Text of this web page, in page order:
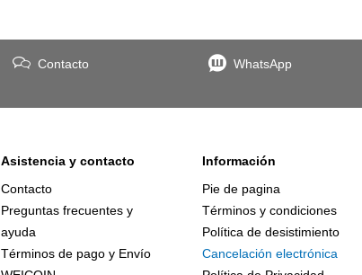
Contacto WhatsApp
Asistencia y contacto
Contacto
Preguntas frecuentes y
ayuda
Términos de pago y Envío
Información
Pie de pagina
Términos y condiciones
Política de desistimiento
Cancelación electrónica